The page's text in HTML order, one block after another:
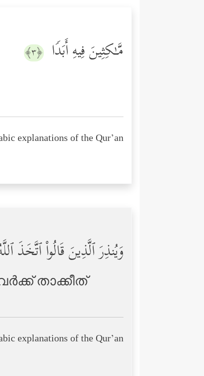
مَّـٰكِثِینَ فِیهِ أَبَدࣰا ﴿٣﴾
explanations of the Qur’an:
وَیُنذِرَ ٱلَّذِینَ قَالُواْ ٱتَّخَذَ
താക്കീത്
explanations of the Qur’an: